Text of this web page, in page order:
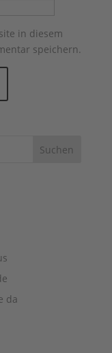
in diesem
speichern.
Suchen
da